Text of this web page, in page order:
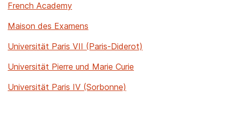
French Academy
Maison des Examens
Universität Paris VII (Paris-Diderot)
Universität Pierre und Marie Curie
Universität Paris IV (Sorbonne)